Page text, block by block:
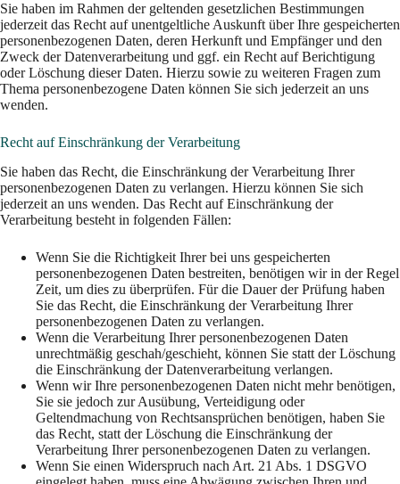
Sie haben im Rahmen der geltenden gesetzlichen Bestimmungen
jederzeit das Recht auf unentgeltliche Auskunft über Ihre gespeicherten
personenbezogenen Daten, deren Herkunft und Empfänger und den
Zweck der Datenverarbeitung und ggf. ein Recht auf Berichtigung
oder Löschung dieser Daten. Hierzu sowie zu weiteren Fragen zum
Thema personenbezogene Daten können Sie sich jederzeit an uns
wenden.
Recht auf Einschränkung der Verarbeitung
Sie haben das Recht, die Einschränkung der Verarbeitung Ihrer
personenbezogenen Daten zu verlangen. Hierzu können Sie sich
jederzeit an uns wenden. Das Recht auf Einschränkung der
Verarbeitung besteht in folgenden Fällen:
Wenn Sie die Richtigkeit Ihrer bei uns gespeicherten
personenbezogenen Daten bestreiten, benötigen wir in der Regel
Zeit, um dies zu überprüfen. Für die Dauer der Prüfung haben
Sie das Recht, die Einschränkung der Verarbeitung Ihrer
personenbezogenen Daten zu verlangen.
Wenn die Verarbeitung Ihrer personenbezogenen Daten
unrechtmäßig geschah/geschieht, können Sie statt der Löschung
die Einschränkung der Datenverarbeitung verlangen.
Wenn wir Ihre personenbezogenen Daten nicht mehr benötigen,
Sie sie jedoch zur Ausübung, Verteidigung oder
Geltendmachung von Rechtsansprüchen benötigen, haben Sie
das Recht, statt der Löschung die Einschränkung der
Verarbeitung Ihrer personenbezogenen Daten zu verlangen.
Wenn Sie einen Widerspruch nach Art. 21 Abs. 1 DSGVO